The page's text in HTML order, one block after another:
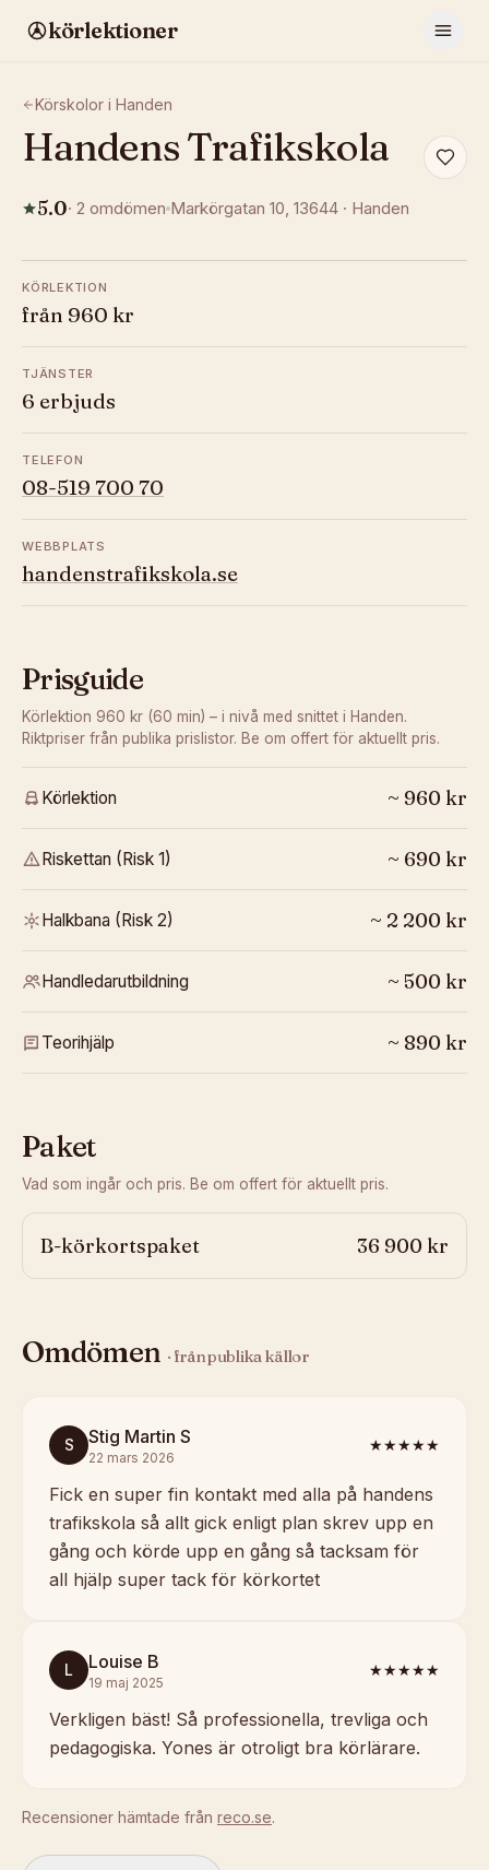
körlektioner
Körskolor i Handen
Handens Trafikskola
5.0· 2 omdömen Markörgatan 10, 13644 · Handen
KÖRLEKTION
från 960 kr
TJÄNSTER
6 erbjuds
TELEFON
08-519 700 70
WEBBPLATS
handenstrafikskola.se
Prisguide
Körlektion 960 kr (60 min) – i nivå med snittet i Handen.
Riktpriser från publika prislistor. Be om offert för aktuellt pris.
Körlektion ~ 960 kr
Riskettan (Risk 1) ~ 690 kr
Halkbana (Risk 2) ~ 2 200 kr
Handledarutbildning ~ 500 kr
Teorihjälp ~ 890 kr
Paket
Vad som ingår och pris. Be om offert för aktuellt pris.
B-körkortspaket 36 900 kr
Omdömen · från publika källor
S Stig Martin S
22 mars 2026
★★★★★
Fick en super fin kontakt med alla på handens
trafikskola så allt gick enligt plan skrev upp en
gång och körde upp en gång så tacksam för
all hjälp super tack för körkortet
L Louise B
19 maj 2025
★★★★★
Verkligen bäst! Så professionella, trevliga och
pedagogiska. Yones är otroligt bra körlärare.
Recensioner hämtade från reco.se.